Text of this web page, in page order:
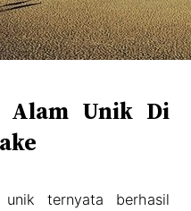
Alam Unik Di
ternyata berhasil